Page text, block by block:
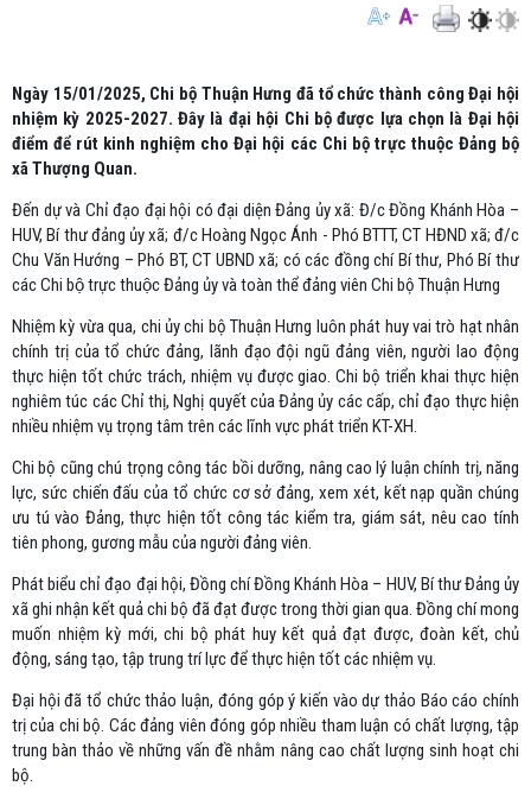
Ngày 15/01/2025, Chi bộ Thuận Hưng đã tổ chức thành công Đại hội
nhiệm kỳ 2025-2027. Đây là đại hội Chi bộ được lựa chọn là Đại hội
điểm để rút kinh nghiệm cho Đại hội các Chi bộ trực thuộc Đảng bộ
xã Thượng Quan.
Đến dự và Chỉ đạo đại hội có đại diện Đảng ủy xã: Đ/c Đồng Khánh Hòa –
HUV, Bí thư đảng ủy xã; đ/c Hoàng Ngọc Ánh - Phó BTTT, CT HĐND xã; đ/c
Chu Văn Hướng – Phó BT, CT UBND xã; có các đồng chí Bí thư, Phó Bí thư
các Chi bộ trực thuộc Đảng ủy và toàn thể đảng viên Chi bộ Thuận Hưng
Nhiệm kỳ vừa qua, chi ủy chi bộ Thuận Hưng luôn phát huy vai trò hạt nhân
chính trị của tổ chức đảng, lãnh đạo đội ngũ đảng viên, người lao động
thực hiện tốt chức trách, nhiệm vụ được giao. Chi bộ triển khai thực hiện
nghiêm túc các Chỉ thị, Nghị quyết của Đảng ủy các cấp, chỉ đạo thực hiện
nhiều nhiệm vụ trọng tâm trên các lĩnh vực phát triển KT-XH.
Chi bộ cũng chú trọng công tác bồi dưỡng, nâng cao lý luận chính trị, năng
lực, sức chiến đấu của tổ chức cơ sở đảng, xem xét, kết nạp quần chúng
ưu tú vào Đảng, thực hiện tốt công tác kiểm tra, giám sát, nêu cao tính
tiên phong, gương mẫu của người đảng viên.
Phát biểu chỉ đạo đại hội, Đồng chí Đồng Khánh Hòa – HUV, Bí thư Đảng ủy
xã ghi nhận kết quả chi bộ đã đạt được trong thời gian qua. Đồng chí mong
muốn nhiệm kỳ mới, chi bộ phát huy kết quả đạt được, đoàn kết, chủ
động, sáng tạo, tập trung trí lực để thực hiện tốt các nhiệm vụ.
Đại hội đã tổ chức thảo luận, đóng góp ý kiến vào dự thảo Báo cáo chính
trị của chi bộ. Các đảng viên đóng góp nhiều tham luận có chất lượng, tập
trung bàn thảo về những vấn đề nhằm nâng cao chất lượng sinh hoạt chi
bộ.